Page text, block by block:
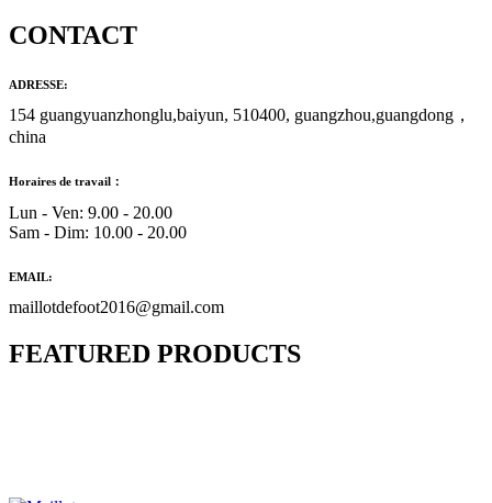
CONTACT
ADRESSE:
154 guangyuanzhonglu,baiyun, 510400, guangzhou,guangdong，
china
Horaires de travail：
Lun - Ven: 9.00 - 20.00
Sam - Dim: 10.00 - 20.00
EMAIL:
maillotdefoot2016@gmail.com
FEATURED PRODUCTS